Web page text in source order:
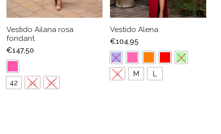
Vestido Ailana rosa
fondant
€147,50
42 44 46
Vestido Alena
€104,95
S M